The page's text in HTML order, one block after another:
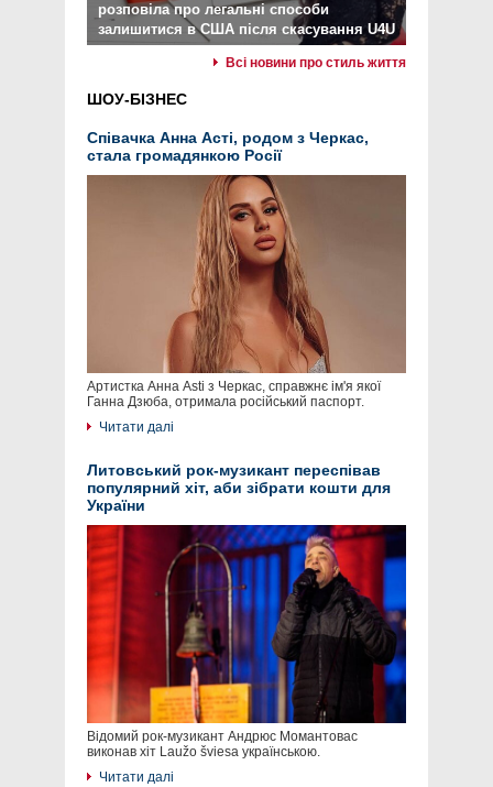
розповіла про легальні способи
залишитися в США після скасування U4U
Всі новини про стиль життя
ШОУ-БІЗНЕС
Співачка Анна Асті, родом з Черкас,
стала громадянкою Росії
Артистка Анна Asti з Черкас, справжнє ім'я якої
Ганна Дзюба, отримала російський паспорт.
Читати далі
Литовський рок-музикант переспівав
популярний хіт, аби зібрати кошти для
України
Відомий рок-музикант Андрюс Момантовас
виконав хіт Laužo šviesa українською.
Читати далі